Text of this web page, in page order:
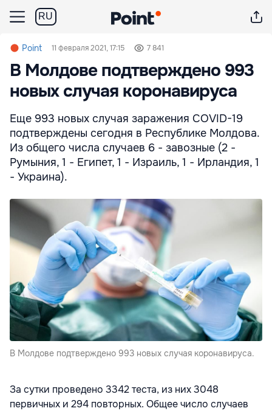
RU
Point 11 февраля 2021, 17:15 7 841
В Молдове подтверждено 993
новых случая коронавируса
Еще 993 новых случая заражения COVID-19
подтверждены сегодня в Республике Молдова.
Из общего числа случаев 6 - завозные (2 -
Румыния, 1 - Египет, 1 - Израиль, 1 - Ирландия, 1
- Украина).
В Молдове подтверждено 993 новых случая коронавируса.
За сутки проведено 3342 теста, из них 3048
первичных и 294 повторных. Общее число случаев